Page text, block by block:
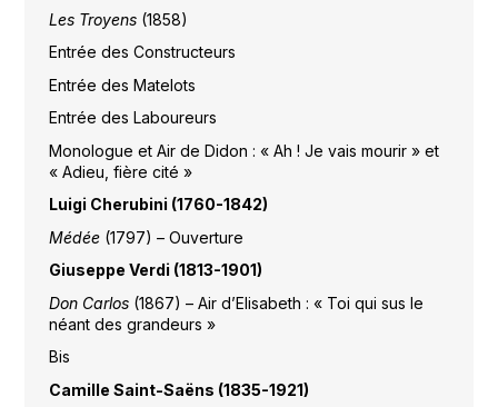
Les Troyens(1858)
Entrée des Constructeurs
Entrée des Matelots
Entrée des Laboureurs
Monologue et Air de Didon : « Ah ! Je vais mourir » et
« Adieu, fière cité »
Luigi Cherubini (1760-1842)
Médée(1797) – Ouverture
Giuseppe Verdi (1813-1901)
Don Carlos(1867) – Air d’Elisabeth : « Toi qui sus le
néant des grandeurs »
Bis
Camille Saint-Saëns (1835-1921)